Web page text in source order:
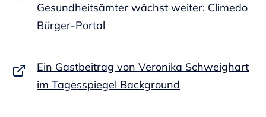
Gesundheitsämter wächst weiter: Climedo
Bürger-Portal
Ein Gastbeitrag von Veronika Schweighart
im Tagesspiegel Background